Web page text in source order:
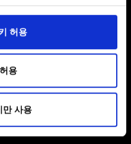
으로 이용하기 위해
사용자의 웹사이트 이용
다. 예를 들어, 소셜
경우, 사용자의 선호도를
희 파트너와 공유할 수도
로 쿠키를 사용할
것입니다.
허용
용
만 사용